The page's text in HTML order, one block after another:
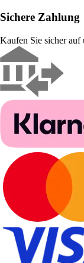
Sichere Zahlung
Kaufen Sie sicher auf